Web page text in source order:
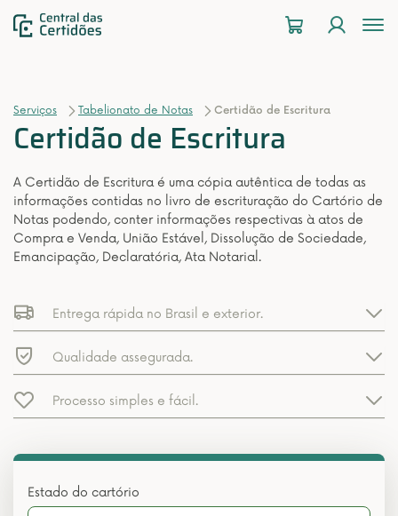
Serviços Tabelionato de Notas Certidão de Escritura
Certidão de Escritura
A Certidão de Escritura é uma cópia autêntica de todas as
informações contidas no livro de escrituração do Cartório de
Notas podendo, conter informações respectivas à atos de
Compra e Venda, União Estável, Dissolução de Sociedade,
Emancipação, Declaratória, Ata Notarial.
Entrega rápida no Brasil e exterior.
Qualidade assegurada.
Processo simples e fácil.
Estado do cartório